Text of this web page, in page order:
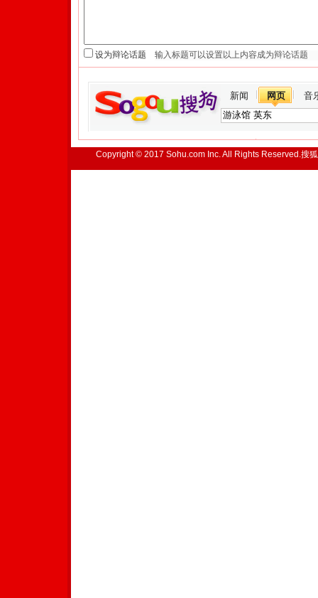
设为辩论话题
新闻 网页 音
Copyright © 2017 Sohu.com Inc. All Rights Reserved.搜